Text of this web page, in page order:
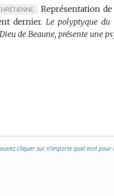
Représentation
dernier. Le polyptyque
de Beaune, présente une
cliquer sur n’importe quel mot